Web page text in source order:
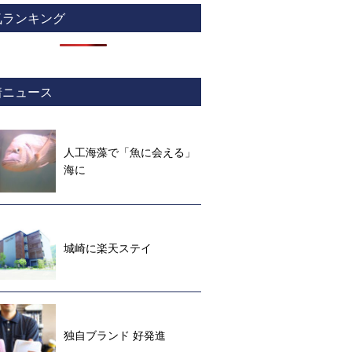
ンキング
ュース
人工海藻で「魚に会える」
海に
城崎に楽天ステイ
独自ブランド 好発進